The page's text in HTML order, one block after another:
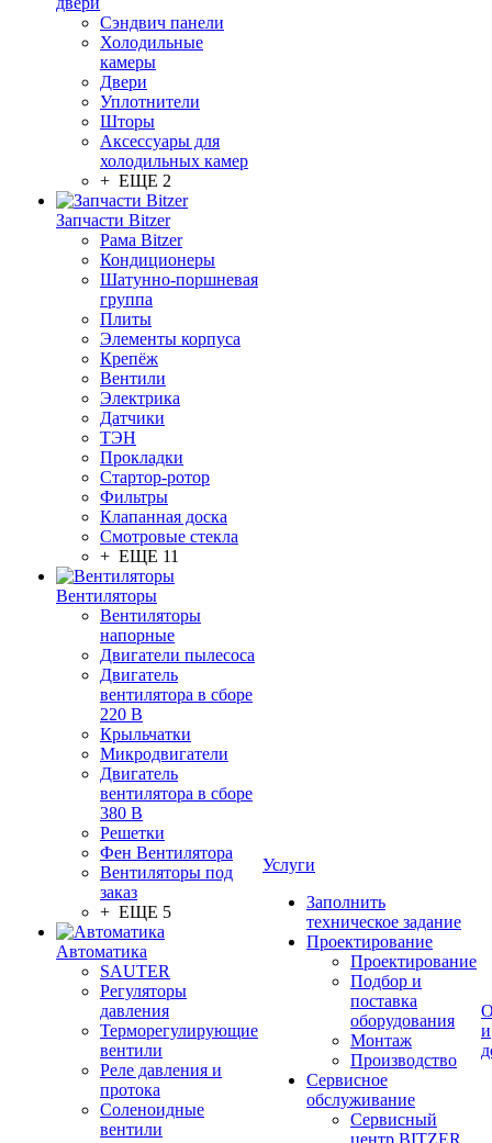
Сэндвич панели
Холодильные
камеры
Двери
Уплотнители
Шторы
Аксессуары для
холодильных камер
+ ЕЩЕ 2
Запчасти Bitzer
Рама Bitzer
Кондиционеры
Шатунно-поршневая
группа
Плиты
Элементы корпуса
Крепёж
Вентили
Электрика
Датчики
ТЭН
Прокладки
Стартор-ротор
Фильтры
Клапанная доска
Смотровые стекла
+ ЕЩЕ 11
Вентиляторы
Вентиляторы
напорные
Двигатели пылесоса
Двигатель
вентилятора в сборе
220 В
Крыльчатки
Микродвигатели
Двигатель
вентилятора в сборе
380 В
Решетки
Фен Вентилятора
Вентиляторы под
заказ
+ ЕЩЕ 5
Автоматика
SAUTER
Регуляторы
давления
Терморегулирующие
вентили
Реле давления и
протока
Соленоидные
вентили
Услуги
Заполнить
техническое задание
Проектирование
Проектирование
Подбор и
поставка
оборудования
Монтаж
Производство
Сервисное
обслуживание
Сервисный
центр BITZER
и